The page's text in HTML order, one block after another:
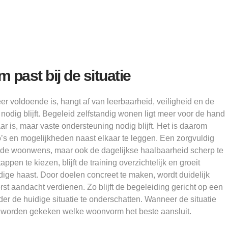
past bij de situatie
voldoende is, hangt af van leerbaarheid, veiligheid en de
blijft. Begeleid zelfstandig wonen ligt meer voor de hand
is, maar vaste ondersteuning nodig blijft. Het is daarom
en mogelijkheden naast elkaar te leggen. Een zorgvuldig
woonwens, maar ook de dagelijkse haalbaarheid scherp te
te kiezen, blijft de training overzichtelijk en groeit
haast. Door doelen concreet te maken, wordt duidelijk
aandacht verdienen. Zo blijft de begeleiding gericht op een
de huidige situatie te onderschatten. Wanneer de situatie
gekeken welke woonvorm het beste aansluit.